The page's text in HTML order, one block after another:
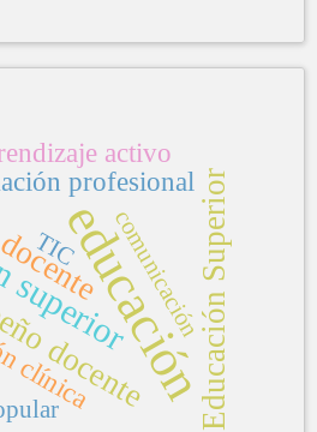
educación
docente Educación Superior
profesional
activo
comunicación
TIC